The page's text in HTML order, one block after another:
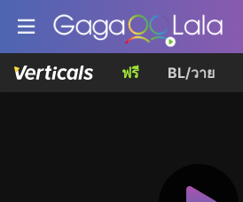
ฟรี BL/วาย